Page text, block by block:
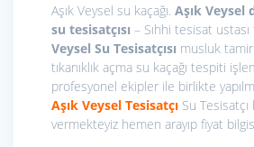
Aşık Veysel su kaçağı. Aşık Veysel
su tesisatçısı – Sıhhi tesisat ustası
Veysel Su Tesisatçısı musluk
tıkanıklık açma su kaçağı tespiti
profesyonel ekipler ile birlikte
Aşık Veysel Tesisatçı Su
vermekteyiz hemen arayıp fiyat bilgisi